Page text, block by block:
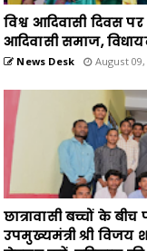
News Desk August 09,
छात्रावासी बच्चों के
उपमुख्यमंत्री श्री
मेहनत करें, परिणाम की
में लगेगा स्मार्ट क्लास,
मिलेंगे